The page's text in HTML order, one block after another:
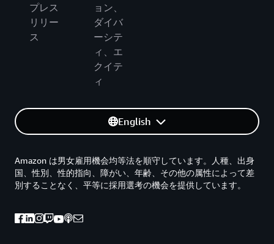
プレス
リリー
ス
ョン、
ダイバ
ーシテ
ィ、エ
クイテ
ィ
English
Amazon は男女雇用機会均等法を順守しています。人種、出身
国、性別、性的指向、障がい、年齢、その他の属性によって差
別することなく、平等に採用選考の機会を提供しています。